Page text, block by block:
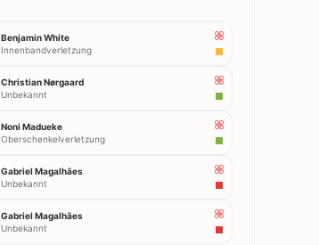
Benjamin White
Innenbandverletzung
Christian Nørgaard
Unbekannt
Noni Madueke
Oberschenkelverletzung
Gabriel Magalhães
Unbekannt
Gabriel Magalhães
Unbekannt